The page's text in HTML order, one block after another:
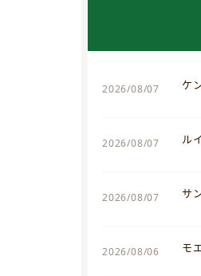
2026/08/07 ケ
2026/08/07 ル
2026/08/07 サ
2026/08/06 モ